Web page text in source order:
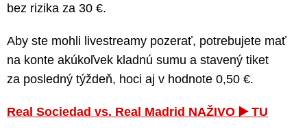
bez rizika za 30 €.
Aby ste mohli livestreamy pozerať, potrebujete mať
na konte akúkoľvek kladnú sumu a stavený tiket
za posledný týždeň, hoci aj v hodnote 0,50 €.
Real Sociedad vs. Real Madrid NAŽIVO ▶️ TU